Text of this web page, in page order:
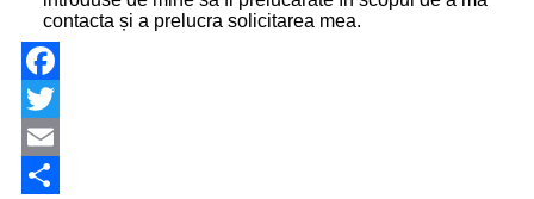
Facebook
Twitter
Email